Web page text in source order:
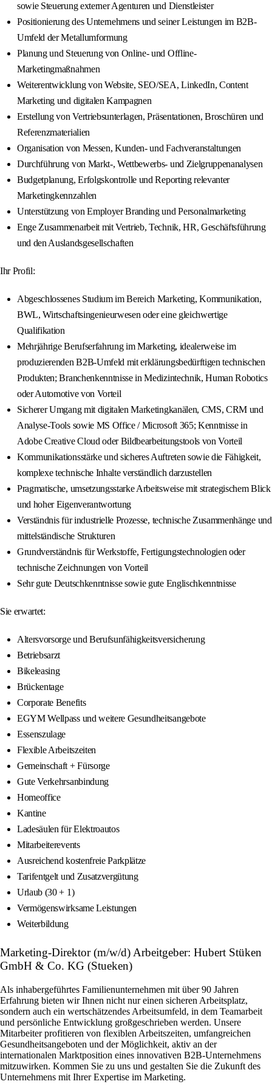
sowie Steuerung externer Agenturen und Dienstleister
Positionierung des Unternehmens und seiner Leistungen im B2B-
Umfeld der Metallumformung
Planung und Steuerung von Online- und Offline-
Marketingmaßnahmen
Weiterentwicklung von Website, SEO/SEA, LinkedIn, Content
Marketing und digitalen Kampagnen
Erstellung von Vertriebsunterlagen, Präsentationen, Broschüren und
Referenzmaterialien
Organisation von Messen, Kunden- und Fachveranstaltungen
Durchführung von Markt-, Wettbewerbs- und Zielgruppenanalysen
Budgetplanung, Erfolgskontrolle und Reporting relevanter
Marketingkennzahlen
Unterstützung von Employer Branding und Personalmarketing
Enge Zusammenarbeit mit Vertrieb, Technik, HR, Geschäftsführung
und den Auslandsgesellschaften
Ihr Profil:
Abgeschlossenes Studium im Bereich Marketing, Kommunikation,
BWL, Wirtschaftsingenieurwesen oder eine gleichwertige
Qualifikation
Mehrjährige Berufserfahrung im Marketing, idealerweise im
produzierenden B2B-Umfeld mit erklärungsbedürftigen technischen
Produkten; Branchenkenntnisse in Medizintechnik, Human Robotics
oder Automotive von Vorteil
Sicherer Umgang mit digitalen Marketingkanälen, CMS, CRM und
Analyse-Tools sowie MS Office / Microsoft 365; Kenntnisse in
Adobe Creative Cloud oder Bildbearbeitungstools von Vorteil
Kommunikationsstärke und sicheres Auftreten sowie die Fähigkeit,
komplexe technische Inhalte verständlich darzustellen
Pragmatische, umsetzungsstarke Arbeitsweise mit strategischem Blick
und hoher Eigenverantwortung
Verständnis für industrielle Prozesse, technische Zusammenhänge und
mittelständische Strukturen
Grundverständnis für Werkstoffe, Fertigungstechnologien oder
technische Zeichnungen von Vorteil
Sehr gute Deutschkenntnisse sowie gute Englischkenntnisse
Sie erwartet:
Altersvorsorge und Berufsunfähigkeitsversicherung
Betriebsarzt
Bikeleasing
Brückentage
Corporate Benefits
EGYM Wellpass und weitere Gesundheitsangebote
Essenszulage
Flexible Arbeitszeiten
Gemeinschaft + Fürsorge
Gute Verkehrsanbindung
Homeoffice
Kantine
Ladesäulen für Elektroautos
Mitarbeiterevents
Ausreichend kostenfreie Parkplätze
Tarifentgelt und Zusatzvergütung
Urlaub (30 + 1)
Vermögenswirksame Leistungen
Weiterbildung
Marketing-Direktor (m/w/d) Arbeitgeber: Hubert Stüken
GmbH & Co. KG (Stueken)
Als inhabergeführtes Familienunternehmen mit über 90 Jahren
Erfahrung bieten wir Ihnen nicht nur einen sicheren Arbeitsplatz,
sondern auch ein wertschätzendes Arbeitsumfeld, in dem Teamarbeit
und persönliche Entwicklung großgeschrieben werden. Unsere
Mitarbeiter profitieren von flexiblen Arbeitszeiten, umfangreichen
Gesundheitsangeboten und der Möglichkeit, aktiv an der
internationalen Marktposition eines innovativen B2B-Unternehmens
mitzuwirken. Kommen Sie zu uns und gestalten Sie die Zukunft des
Unternehmens mit Ihrer Expertise im Marketing.